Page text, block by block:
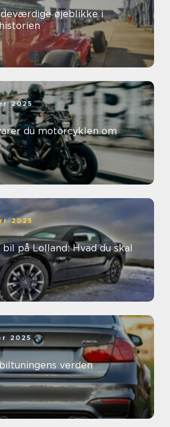
øjeblikke i
2025
du motorcyklen om
2025
på Lolland: Hvad du skal
2025
verden